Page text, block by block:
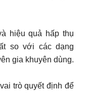
hiệu quả hấp thụ
so với các dạng
gia khuyên dùng.
trò quyết định để